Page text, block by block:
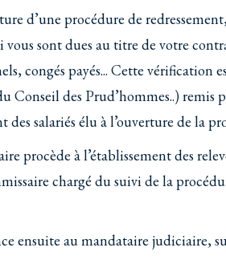
d’une procédure de
vous sont dues au titre de votre
congés payés... Cette
Conseil des Prud’hommes..)
des salariés élu à l’ouverture de la
procède à l’établissement des
chargé du suivi de la
ensuite au mandataire judiciaire,